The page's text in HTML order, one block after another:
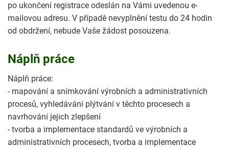
po ukončení registrace odeslán na Vámi uvedenou e-
mailovou adresu. V případě nevyplnění testu do 24 hodin
od obdržení, nebude Vaše žádost posouzena.
Náplň práce
Náplň práce:
- mapování a snímkování výrobních a administrativních
procesů, vyhledávání plýtvání v těchto procesech a
navrhování jejich zlepšení
- tvorba a implementace standardů ve výrobních a
administrativních procesech, tvorba a implementace